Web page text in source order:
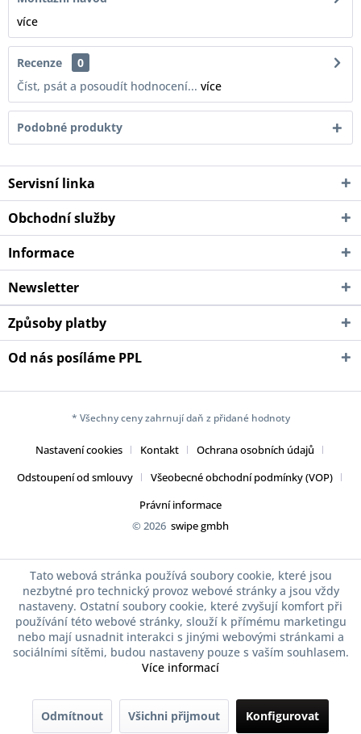
více
Recenze
0
Číst, psát a posoudít hodnocení... více
Podobné produkty
Servisní linka
Obchodní služby
Informace
Newsletter
Způsoby platby
Od nás posíláme PPL
* Všechny ceny zahrnují daň z přidané hodnoty
Nastavení cookies Kontakt
Ochrana osobních údajů
Odstoupení od smlouvy
Všeobecné obchodní podmínky (VOP)
Právní informace
© 2026 swipe gmbh
Tato webová stránka používá soubory cookie, které jsou
nezbytné pro technický provoz webové stránky a jsou vždy
nastaveny. Ostatní soubory cookie, které zvyšují komfort při
používání této webové stránky, slouží k přímému marketingu
nebo mají usnadnit interakci s jinými webovými stránkami a
sociálními sítěmi, budou nastaveny pouze s vaším souhlasem.
Více informací
Odmítnout Všichni přijmout Konfigurovat